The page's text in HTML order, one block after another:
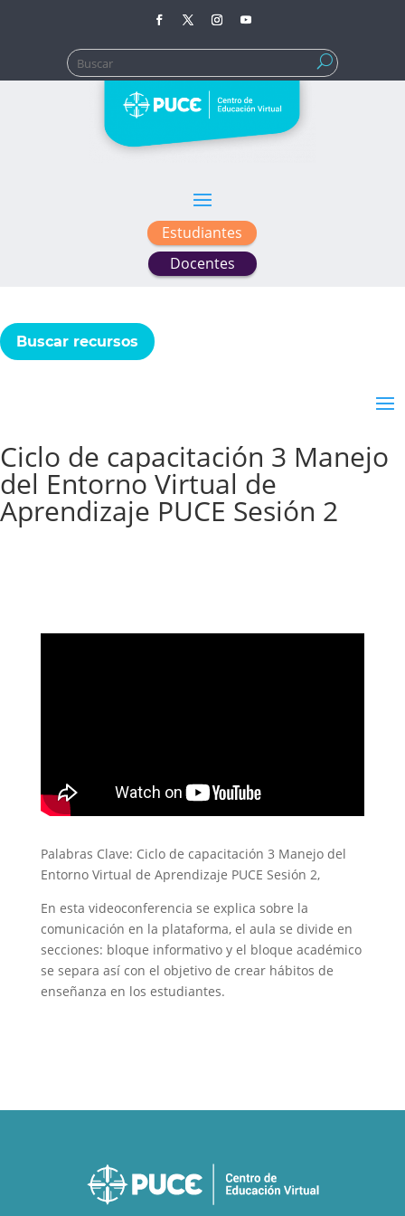
Buscar:
Estudiantes
Docentes
Buscar recursos
Ciclo de capacitación 3 Manejo
del Entorno Virtual de
Aprendizaje PUCE Sesión 2
Palabras Clave: Ciclo de capacitación 3 Manejo del
Entorno Virtual de Aprendizaje PUCE Sesión 2,
En esta videoconferencia se explica sobre la
comunicación en la plataforma, el aula se divide en
secciones: bloque informativo y el bloque académico
se separa así con el objetivo de crear hábitos de
enseñanza en los estudiantes.